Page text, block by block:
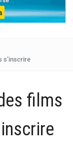
s’inscrire
films